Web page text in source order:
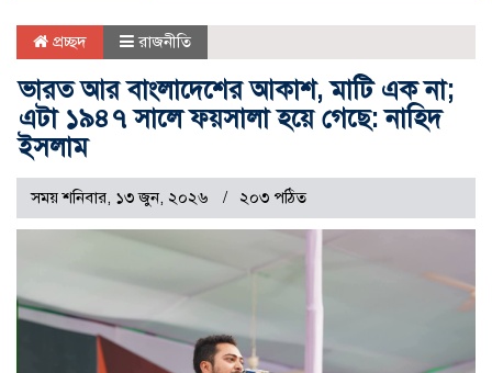
প্রচ্ছদ রাজনীতি
ভারত আর বাংলাদেশের আকাশ, মাটি এক না;
এটা ১৯৪৭ সালে ফয়সালা হয়ে গেছে: নাহিদ
ইসলাম
সময় শনিবার, ১৩ জুন, ২০২৬ ২০৩ পঠিত